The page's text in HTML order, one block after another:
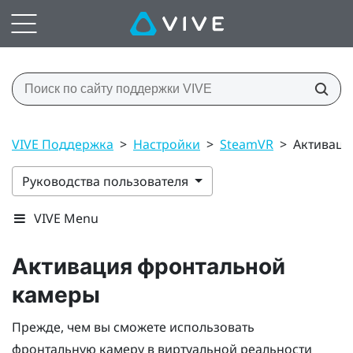
VIVE Поддержка > Настройки > SteamVR >
Руководства пользователя
VIVE Menu
Активация фронтальной
камеры
Прежде, чем вы сможете использовать
фронтальную камеру в виртуальной реальности